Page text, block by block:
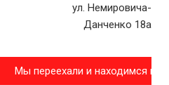
ул. Немировича-
Данченко 18а
Мы переехали и находимся